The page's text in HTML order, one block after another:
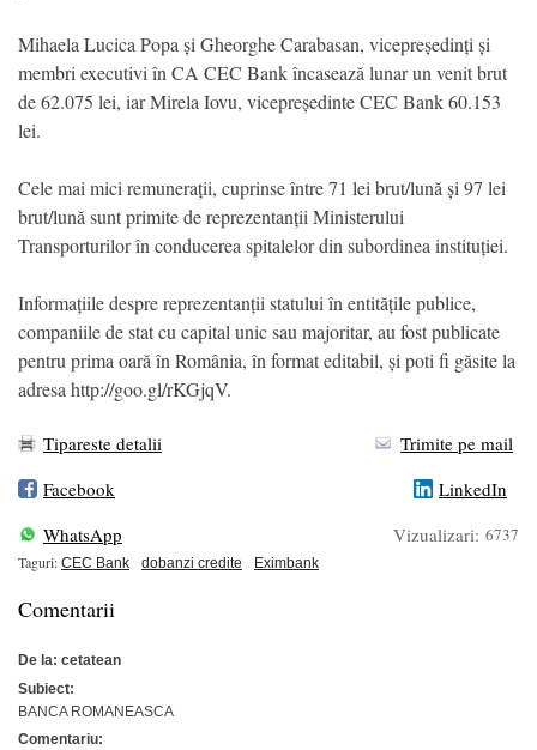
Mihaela Lucica Popa și Gheorghe Carabasan, vicepreședinți și
membri executivi în CA CEC Bank încasează lunar un venit brut
de 62.075 lei, iar Mirela Iovu, vicepreședinte CEC Bank 60.153
lei.
Cele mai mici remunerații, cuprinse între 71 lei brut/lună și 97 lei
brut/lună sunt primite de reprezentanții Ministerului
Transporturilor în conducerea spitalelor din subordinea instituției.
Informațiile despre reprezentanții statului în entitățile publice,
companiile de stat cu capital unic sau majoritar, au fost publicate
pentru prima oară în România, în format editabil, și poti fi găsite la
adresa http://goo.gl/rKGjqV.
Tipareste detalii
Trimite pe mail
Facebook
LinkedIn
WhatsApp
Vizualizari: 6737
Taguri: CEC Bank dobanzi credite Eximbank
Comentarii
De la: cetatean
Subiect:
BANCA ROMANEASCA
Comentariu: